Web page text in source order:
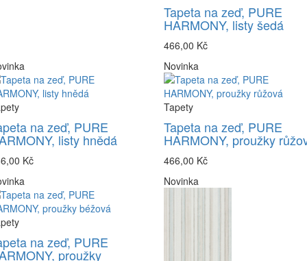
Tapeta na zeď, PURE
HARMONY, listy šedá
466,00 Kč
na zeď, PURE
listy hnědá
Kč
Novinka
Tapety
Tapeta na zeď, PURE
HARMONY, proužky
466,00 Kč
na zeď, PURE
proužky
Novinka